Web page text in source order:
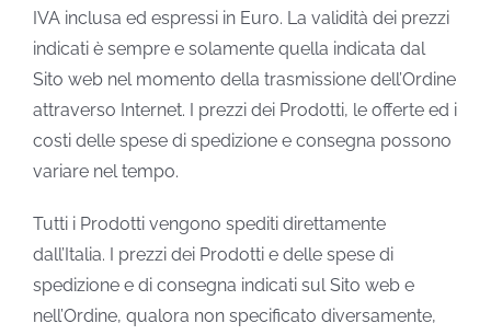
IVA inclusa ed espressi in Euro. La validità dei prezzi
indicati è sempre e solamente quella indicata dal
Sito web nel momento della trasmissione dell’Ordine
attraverso Internet. I prezzi dei Prodotti, le offerte ed i
costi delle spese di spedizione e consegna possono
variare nel tempo.
Tutti i Prodotti vengono spediti direttamente
dall’Italia. I prezzi dei Prodotti e delle spese di
spedizione e di consegna indicati sul Sito web e
nell’Ordine, qualora non specificato diversamente,